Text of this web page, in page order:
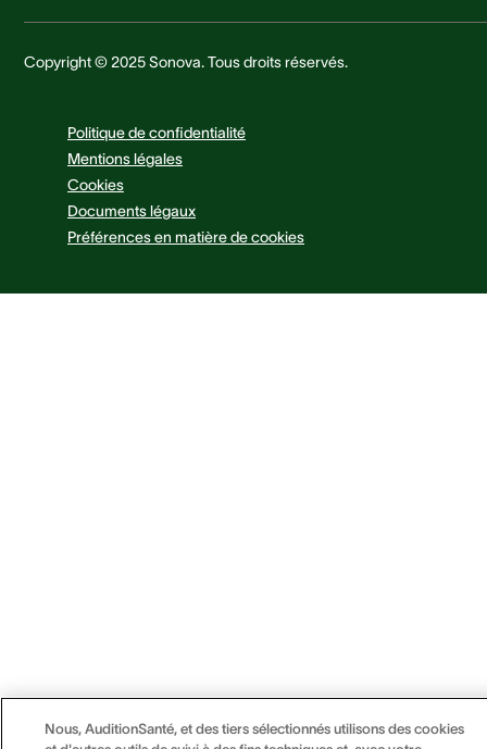
Copyright © 2025 Sonova. Tous droits réservés.
Politique de confidentialité
Mentions légales
Cookies
Documents légaux
Préférences en matière de cookies
Nous, AuditionSanté, et des tiers sélectionnés utilisons des cookies